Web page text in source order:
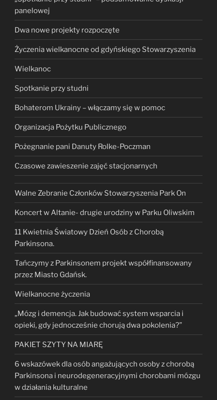
panelowej
Dwa nowe projekty rozpoczęte
Życzenia wielkanocne od gdyńskiego Stowarzyszenia
Wielkanoc
Spotkanie przy studni
Bohaterom Ukrainy – włączamy się w pomoc
Organizacja Pożytku Publicznego
Pożegnanie pani Danuty Rolke-Poczman
Czasowe zawieszenie zajęć stacjonarnych
Walne Zebranie Członków Stowarzyszenia Park On
Koncert w Altanie- drugie urodziny w Parku Oliwskim
11 Kwietnia Światowy Dzień Osób z Chorobą
Parkinsona.
Tańczymy z Parkinsonem projekt współfinansowany
przez Miasto Gdańsk.
Wielkanocne życzenia
„Mózg i demencja. Jak budować system wsparcia i
opieki, gdy jednocześnie chorują dwa pokolenia?”
PAKIET SZYTY NA MIARĘ
6 wskazówek dla osób angażujących osoby z chorobą
Parkinsona i neurodegeneracyjnymi chorobami mózgu
w działania kulturalne